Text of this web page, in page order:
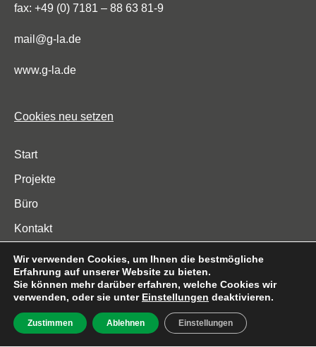
fax: +49 (0) 7181 – 88 63 81-9
mail@g-la.de
www.g-la.de
Cookies neu setzen
Start
Projekte
Büro
Kontakt
Impressum
Datenschutzerklärung
Wir verwenden Cookies, um Ihnen die bestmögliche
Erfahrung auf unserer Website zu bieten.
Sie können mehr darüber erfahren, welche Cookies wir
verwenden, oder sie unter Einstellungen deaktivieren.
Zustimmen Ablehnen Einstellungen